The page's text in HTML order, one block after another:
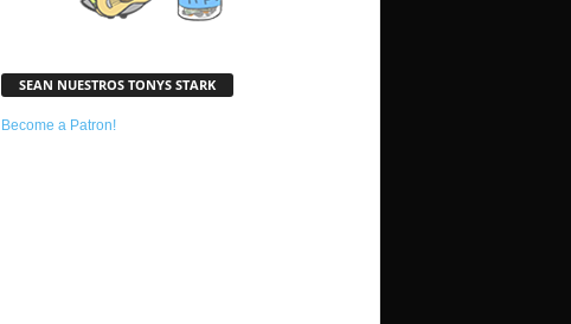
SEAN NUESTROS TONYS STARK
Become a Patron!